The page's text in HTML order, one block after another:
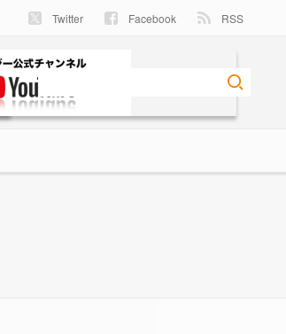
Twitter Facebook RSS